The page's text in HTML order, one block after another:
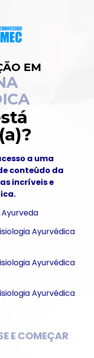
EM
a uma
conteúdo da
incríveis e
Ayurvédica
Ayurvédica
Ayurvédica
E COMEÇAR